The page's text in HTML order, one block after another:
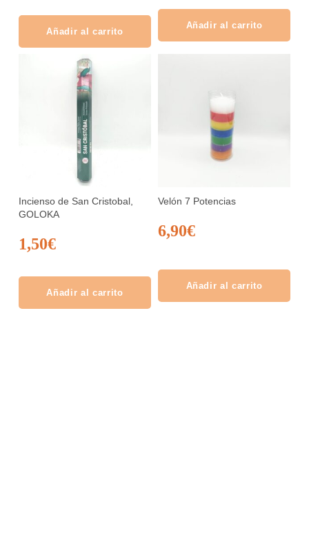
Añadir al carrito
Añadir al carrito
Incienso de San Cristobal,
GOLOKA
1,50€
Añadir al carrito
Velón 7 Potencias
6,90€
Añadir al carrito